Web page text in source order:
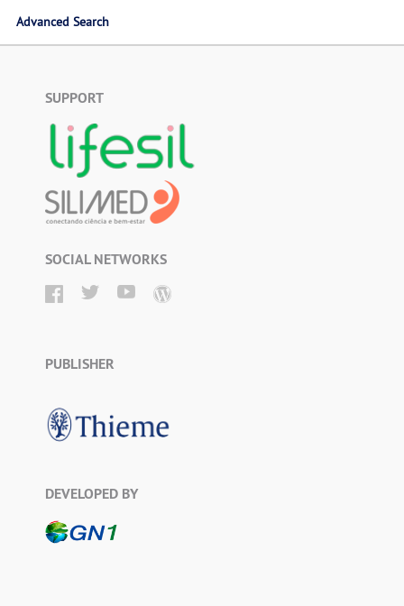
Advanced Search
SUPPORT
SOCIAL NETWORKS
PUBLISHER
DEVELOPED BY